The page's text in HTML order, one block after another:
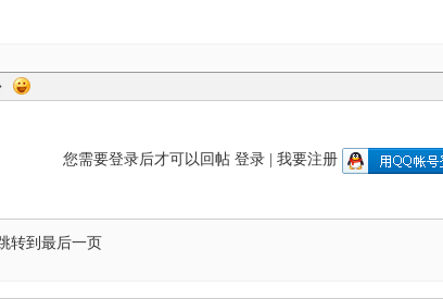
您需要登录后才可以回帖 登录| 我要注册
转到最后一页